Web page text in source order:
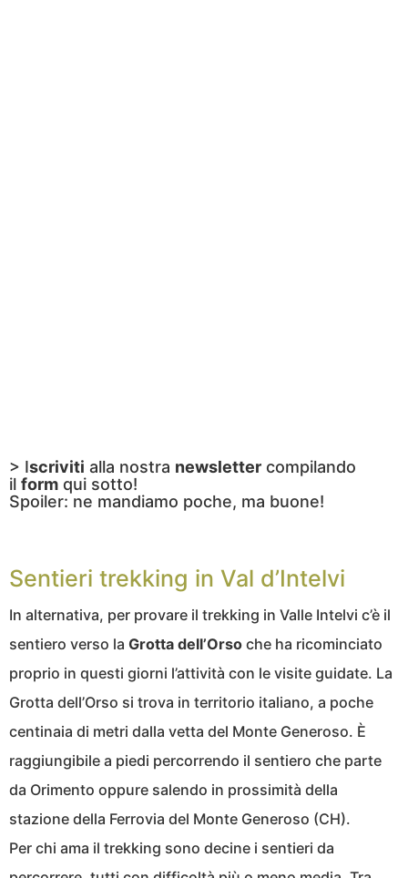
> Iscriviti alla nostra newsletter compilando
il form qui sotto!
Spoiler: ne mandiamo poche, ma buone!
Sentieri trekking in Val d’Intelvi
In alternativa, per provare il trekking in Valle Intelvi c’è il
sentiero verso la Grotta dell’Orso che ha ricominciato
proprio in questi giorni l’attività con le visite guidate. La
Grotta dell’Orso si trova in territorio italiano, a poche
centinaia di metri dalla vetta del Monte Generoso. È
raggiungibile a piedi percorrendo il sentiero che parte
da Orimento oppure salendo in prossimità della
stazione della Ferrovia del Monte Generoso (CH).
Per chi ama il trekking sono decine i sentieri da